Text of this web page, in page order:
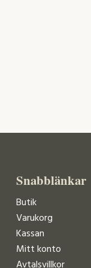
Snabblänkar
Butik
Varukorg
Kassan
Mitt konto